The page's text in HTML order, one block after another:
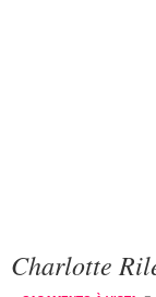
Charlotte